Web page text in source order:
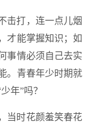
击打，连一点儿烟
才能掌握知识；如
事情必须自己去实
。青春年少时期就
年”吗？
当时花颜羞笑春花